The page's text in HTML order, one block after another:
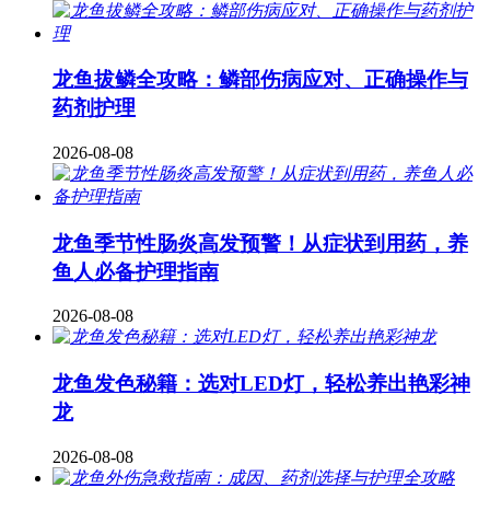
龙鱼拔鳞全攻略：鳞部伤病应对、正确操作与
药剂护理
2026-08-08
龙鱼季节性肠炎高发预警！从症状到用药，养
鱼人必备护理指南
2026-08-08
龙鱼发色秘籍：选对LED灯，轻松养出艳彩神
龙
2026-08-08